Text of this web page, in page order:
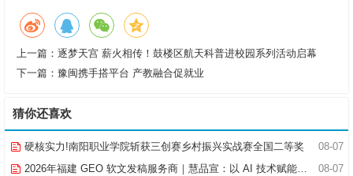
上一篇： 逐梦天宫 薪火相传！鼓楼区航天科普进校园系列活动启幕
下一篇： 豫闽携手搭平台 产教融合促就业
猜你还喜欢
08-07
硬核实力!南阳职业学院斩获三创赛乡村振兴实战赛全国二等奖
08-07
2026年福建 GEO 软文发稿服务商｜慧品宣：以 AI 技术赋能品牌全域传播